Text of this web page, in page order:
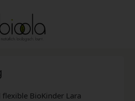
BioKinder Lara